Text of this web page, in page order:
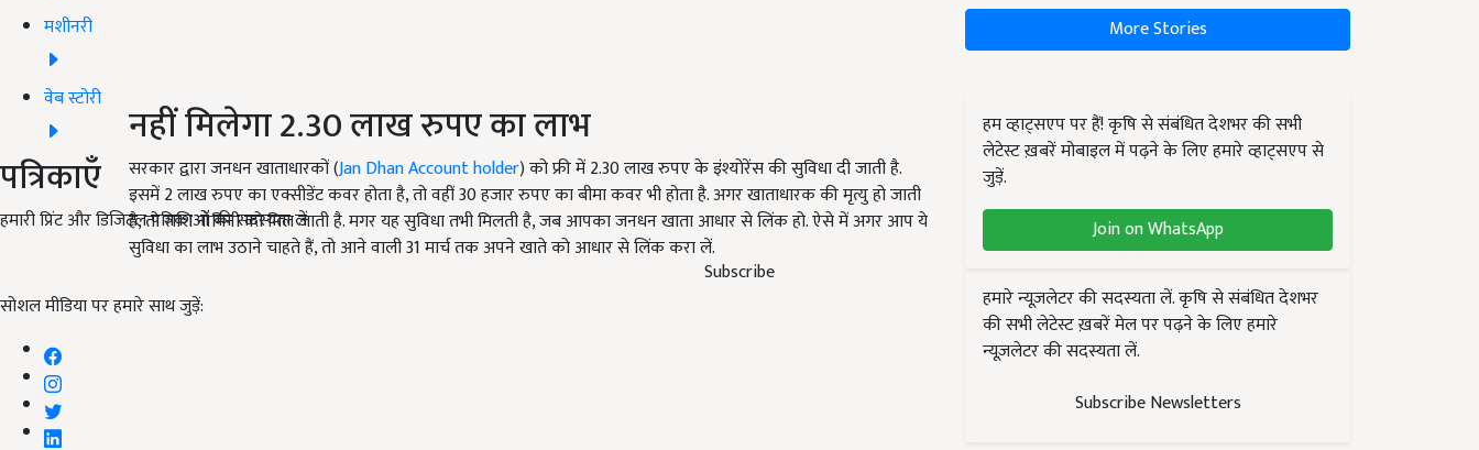
मशीनरी
वेब स्टोरी
पत्रिकाएँ
हमारी प्रिंट और डिजिटल पत्रिकाओं की सदस्यता लें
Subscribe
सोशल मीडिया पर हमारे साथ जुड़ें:
नहीं मिलेगा 2.30 लाख रुपए का लाभ
सरकार द्वारा जनधन खाताधारकों (Jan Dhan Account holder) को फ्री में 2.30 लाख रुपए के इंश्योरेंस की सुविधा दी जाती है.
इसमें 2 लाख रुपए का एक्सीडेंट कवर होता है, तो वहीं 30 हजार रुपए का बीमा कवर भी होता है. अगर खाताधारक की मृत्यु हो जाती
है, तो राशि नॉमिनी को मिल जाती है. मगर यह सुविधा तभी मिलती है, जब आपका जनधन खाता आधार से लिंक हो. ऐसे में अगर आप ये
सुविधा का लाभ उठाने चाहते हैं, तो आने वाली 31 मार्च तक अपने खाते को आधार से लिंक करा लें.
More Stories
हम व्हाट्सएप पर हैं! कृषि से संबंधित देशभर की सभी
लेटेस्ट ख़बरें मोबाइल में पढ़ने के लिए हमारे व्हाट्सएप से
जुड़ें.
Join on WhatsApp
हमारे न्यूज़लेटर की सदस्यता लें. कृषि से संबंधित देशभर
की सभी लेटेस्ट ख़बरें मेल पर पढ़ने के लिए हमारे
न्यूज़लेटर की सदस्यता लें.
Subscribe Newsletters